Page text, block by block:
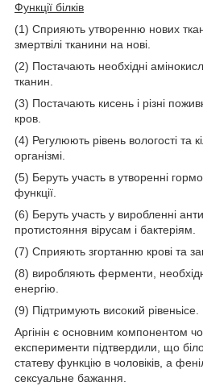
Функції білків
(1) Сприяють утворенню нових
змертвілі тканини на нові.
(2) Постачають необхідні
тканин.
(3) Постачають кисень і різні
кров.
(4) Регулюють рівень вологості та
організмі.
(5) Беруть участь в утворенні
функції.
(6) Беруть участь у виробленні
протистояння вірусам і бактеріям.
(7) Сприяють згортанню крові та
(8) виробляють ферменти,
енергію.
(9) Підтримують високий рівеньice.
Аргінін є основним компонентом
експерименти підтвердили, що
статеву функцію в чоловіків, а
сексуальне бажання.